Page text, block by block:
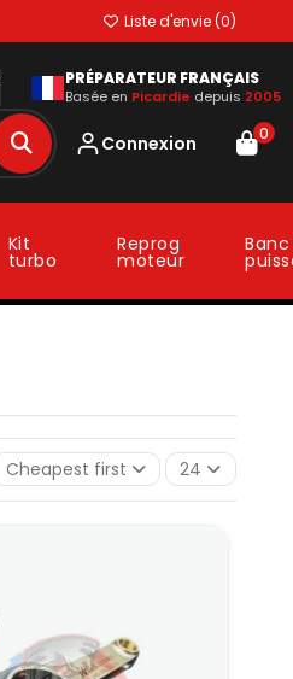
Liste d'envie (0)
PRÉPARATEUR FRANÇAIS
Basée en Picardie depuis 2005
Connexion 0
Kit
turbo
Reprog
moteur
Cheapest first 24